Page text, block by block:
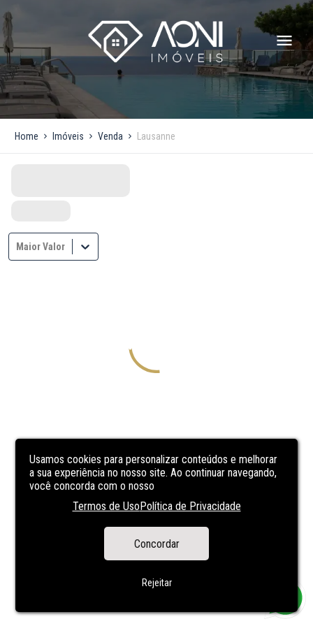
Usamos cookies para personalizar conteúdos e melhorar
a sua experiência no nosso site. Ao continuar navegando,
você concorda com o nosso
Termos de UsoPolítica de Privacidade
Concordar
Rejeitar
Home Imóveis Venda Lausanne
Maior Valor